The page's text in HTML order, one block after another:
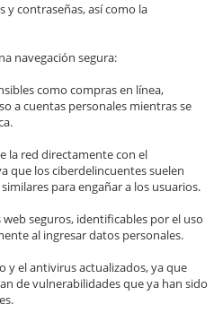
y contraseñas, así como la
navegación segura:
como compras en línea,
a cuentas personales mientras se
la red directamente con el
que los ciberdelincuentes suelen
para engañar a los usuarios.
seguros, identificables por el uso
al ingresar datos personales.
el antivirus actualizados, ya que
de vulnerabilidades que ya han sido